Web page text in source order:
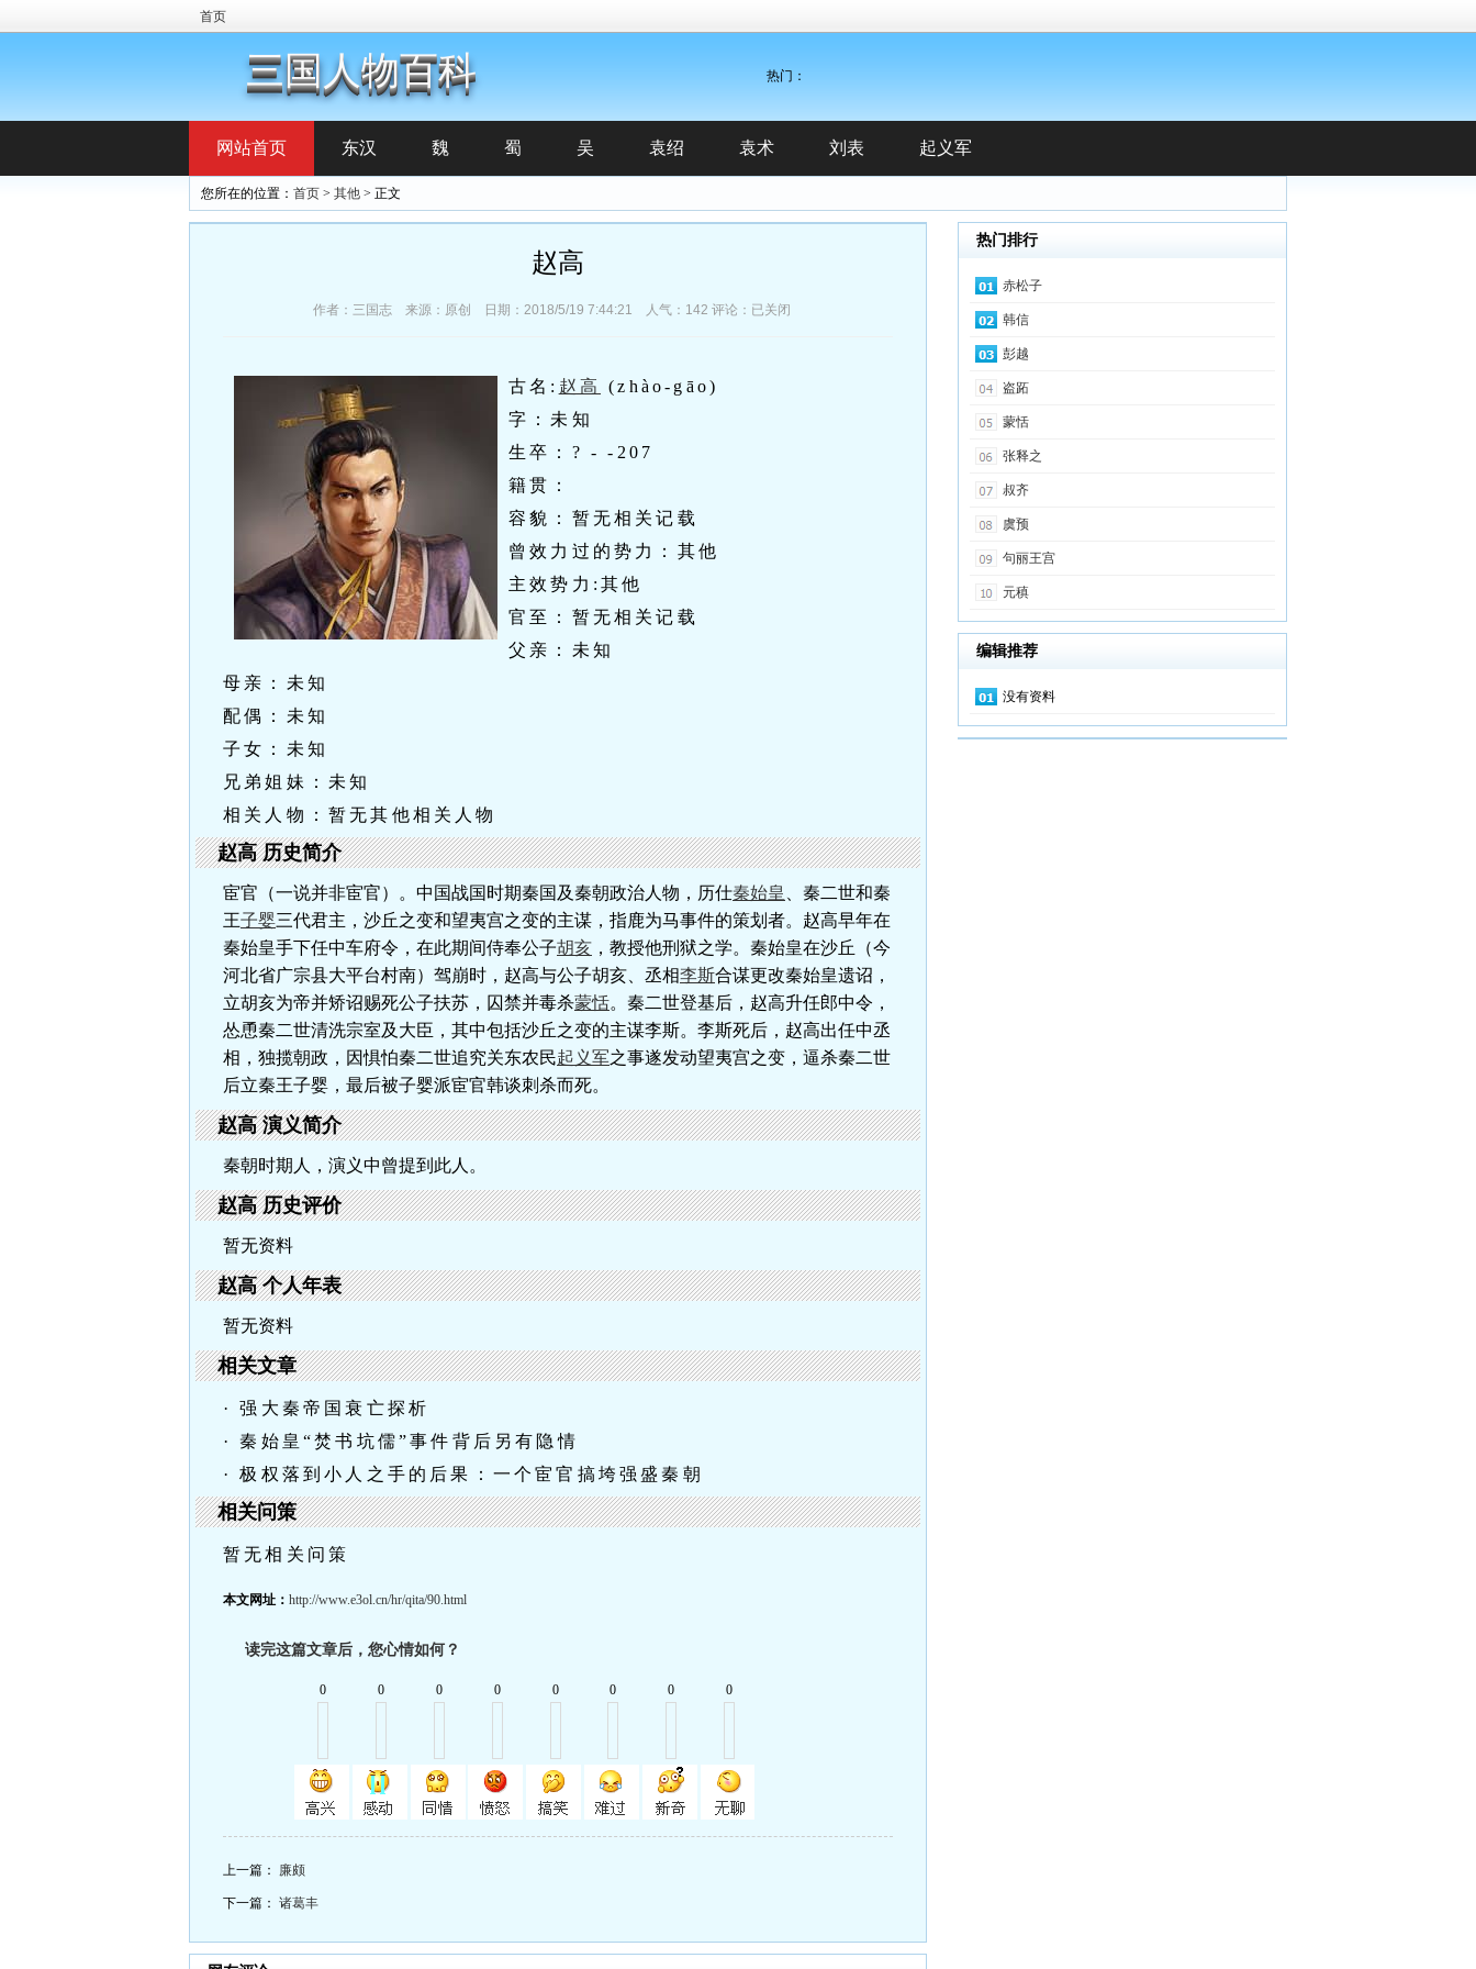
首页
三国人物百科 热门：
网站首页 东汉 魏 蜀 吴 袁绍 袁术 刘表 起义军
您所在的位置： 首页 > 其他 > 正文
赵高
作者：三国志 来源：原创 日期：2018/5/19 7:44:21 人气： 142 评论：已关闭
古名: 赵高
(zhào-gāo)
字：未知
生卒：? - -207
籍贯：
容貌：暂无相关记载
曾效力过的势力：其他
主效势力:其他
官至：暂无相关记载
父亲：未知
母亲：未知
配偶：未知
子女：未知
兄弟姐妹：未知
相关人物：暂无其他相关人物
赵高 历史简介
宦官（一说并非宦官）。中国战国时期秦国及秦朝政治人物，历仕秦始皇
、秦二世和秦
王子婴三代君主，沙丘之变和望夷宫之变的主谋，指鹿为马事件的策划者。赵高早年在
秦始皇手下任中车府令，在此期间侍奉公子胡亥 ，教授他刑狱之学。秦始皇在沙丘（今
河北省广宗县大平台村南）驾崩时，赵高与公子胡亥、丞相李斯合谋更改秦始皇遗诏，
立胡亥为帝并矫诏赐死公子扶苏，囚禁并毒杀蒙恬。秦二世登基后，赵高升任郎中令，
怂恿秦二世清洗宗室及大臣，其中包括沙丘之变的主谋李斯。李斯死后，赵高出任中丞
相，独揽朝政，因惧怕秦二世追究关东农民起义军之事遂发动望夷宫之变，逼杀秦二世
后立秦王子婴，最后被子婴派宦官韩谈刺杀而死。
赵高 演义简介
秦朝时期人，演义中曾提到此人。
赵高 历史评价
暂无资料
赵高 个人年表
暂无资料
相关文章
· 强大秦帝国衰亡探析
· 秦始皇“焚书坑儒”事件背后另有隐情
· 极权落到小人之手的后果：一个宦官搞垮强盛秦朝
相关问策
暂无相关问策
本文网址： http://www.e3ol.cn/hr/qita/90.html
读完这篇文章后，您心情如何？
0 0 0 0 0 0 0 0
上一篇： 廉颇
下一篇： 诸葛丰
热门排行
赤松子
韩信
彭越
盗跖
蒙恬
张释之
叔齐
虞预
句丽王宫
元稹
编辑推荐
没有资料